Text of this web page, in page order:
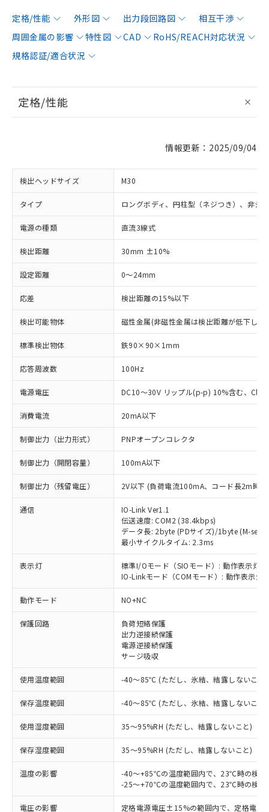
定格/性能 外形図 出力段回路図
相互干渉
周囲金属の影響
特性図 CAD
RoHS/REACH対応状況
規格認証/適合状況
定格/性能
情報更新：2025/09/04
検出ヘッドサイズ M30
タイプ ロングボディ、円柱型（ネジつき）、非シ
電源の種類 直流3線式
検出距離 30mm ±10%
設定距離 0～24mm
応差 検出距離の15%以下
検出可能物体 磁性金属(非磁性金属は検出距離が低下しま
標準検出物体 鉄90×90×1mm
応答周波数 100Hz
電源電圧 DC10～30V リップル(p-p) 10%含む、
消費電流 20mA以下
制御出力（出力形式） PNPオープンコレクタ
制御出力（開閉容量） 100mA以下
制御出力（残留電圧） 2V以下 (負荷電流100mA、コード長2m時)
通信
IO-Link Ver1.1
伝送速度: COM2 (38.4kbps)
データ長: 2byte (PDサイズ)/1byte (M-
最小サイクルタイム: 2.3ms
表示灯
標準I/Oモード（SIOモード）: 動作表示灯(
IO-Linkモード（COMモード）: 動作表示
動作モード NO+NC
保護回路
負荷短絡保護
出力逆接続保護
電源逆接続保護
サージ吸収
使用温度範囲 -40～85℃ (ただし、氷結、結露しないこと)
保存温度範囲 -40～85℃ (ただし、氷結、結露しないこと)
使用湿度範囲 35～95%RH (ただし、結露しないこと)
保存湿度範囲 35～95%RH (ただし、結露しないこと)
温度の影響
-40～+85℃の温度範囲内で、23℃時の検
-25～+70℃の温度範囲内で、23℃時の検
電圧の影響 定格電源電圧±15%の範囲内で、定格電
ご利用条件
以下の条件をお読みいただき、同意のうえ
ご利用ください。
本サービスは、当社制御機器事業取扱
商品の当社在庫状況および標準価格
(税抜)を提供させていただくもので
当社制御機器事業取扱商品の中には、
本サービスの対象外となる商品もある
対応済み：EU RoHS指令（10物質）の
非含有に対応した製品が提供可能な商品で
対応予定：EU RoHS指令（10物質）の非含
有に対応した製品に切り替える予定のある
商品です。
対応予定なし：EU RoHS指令（10物質）の
非含有に非対応の商品で、対応品を出す予
調査・確認中：EU RoHS指令（10物質）の
非含有の対応状況を調査中または確認中の
商品です。
非該当品：ライセンス料など無形物で、有
害物質有無と関係のない商品です。
仕入先様の事情により、非含有部品として
いたものが、含有品と判明した場合などや
※1 中国RoHS○×表
「○」：最大均質材料含有率が中国RoHSの
基準値以下であることを示します。
「×」：最大均質材料含有率が中国RoHSの
基準値を超えていることを示します。